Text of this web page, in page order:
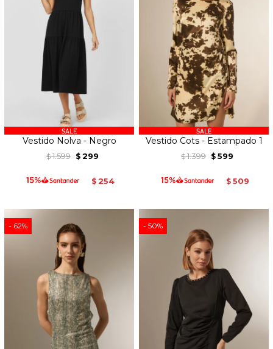
Vestido Nolva - Negro
$ 1.599 $ 299
$ 254
Vestido Cots - Estampado 1
$ 1.399 $ 599
$ 509
62 50